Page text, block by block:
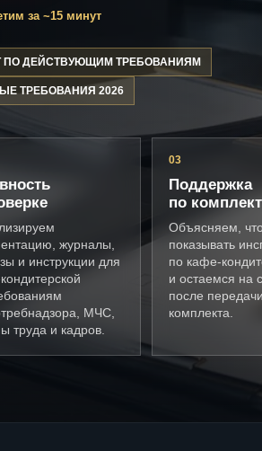
за ~15 минут
ПО ДЕЙСТВУЮЩИМ ТРЕБОВАНИЯМ
ТРЕБОВАНИЯ 2026
журналы,
и инструкции для
МЧС,
труда и кадров.
03
Поддержка
по
Объясняем, что
показывать
по кафе-
и остаемся на
после передачи
комплекта.